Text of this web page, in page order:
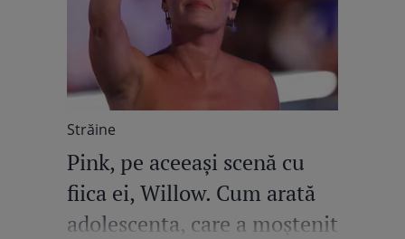
Străine
Pink, pe aceeași scenă cu
fiica ei, Willow. Cum arată
adolescenta, care a moștenit